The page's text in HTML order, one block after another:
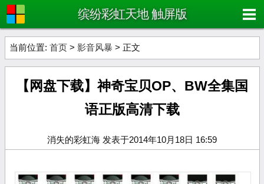
缤纷彩虹天地 触屏版
当前位置: 首页 > 影音风暴 > 正文
【网盘下载】神奇宝贝OP、BW全集国
语正版高清下载
消失的彩虹海 发表于2014年10月18日 16:59